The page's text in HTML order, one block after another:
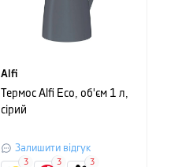
Alfi
Термос Alfi Eco, об'єм 1 л,
сірий
Залишити відгук
3 3 3